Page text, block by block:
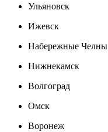
Ульяновск
Ижевск
Набережные Челны
Нижнекамск
Волгоград
Омск
Воронеж